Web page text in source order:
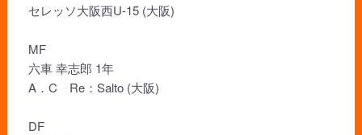
セレッソ大阪西U-15 (大阪)
MF
六車 幸志郎 1年
A．C Re：Salto (大阪)
DF